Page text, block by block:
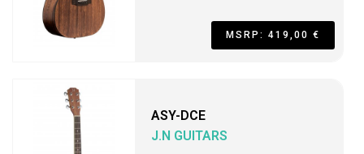
MSRP: 419,00 €
ASY-DCE
J.N GUITARS